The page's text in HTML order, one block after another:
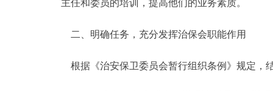
主任和委员的培训，提高他们的业务素质。
二、明确任务，充分发挥治保会职能作用
根据《治安保卫委员会暂行组织条例》规定，